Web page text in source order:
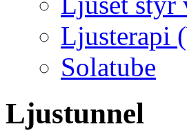
Ljusterapi
Solatube
Ljustunnel